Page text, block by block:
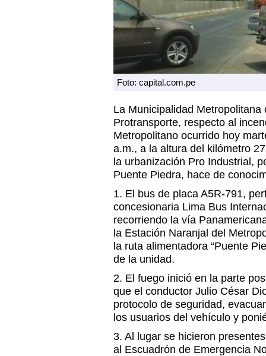
Foto: capital.com.pe
La Municipalidad Metropolitana
Protransporte, respecto al
Metropolitano ocurrido hoy
a.m., a la altura del kilómetro
la urbanización Pro Industrial,
Puente Piedra, hace de
1. El bus de placa A5R-791,
concesionaria Lima Bus
recorriendo la vía
la Estación Naranjal del
la ruta alimentadora “Puente
de la unidad.
2. El fuego inició en la parte
que el conductor Julio César
protocolo de seguridad,
los usuarios del vehículo y
3. Al lugar se hicieron
al Escuadrón de Emergencia